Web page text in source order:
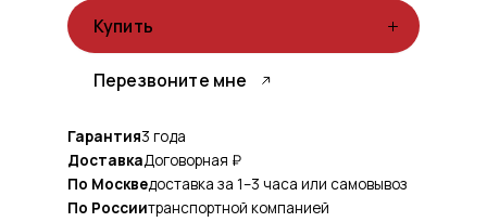
Купить
Перезвоните мне
Гарантия3 года
ДоставкаДоговорная ₽
По Москведоставка за 1–3 часа или самовывоз
По Россиитранспортной компанией